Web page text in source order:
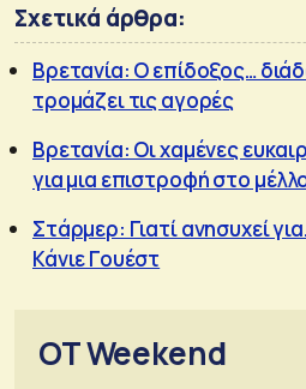
Σχετικά άρθρα:
Βρετανία: Ο επίδοξος…
τρομάζει τις αγορές
Βρετανία: Οι χαμένες
για μια επιστροφή στο
Στάρμερ: Γιατί ανησυχεί
Κάνιε Γουέστ
OT Weekend